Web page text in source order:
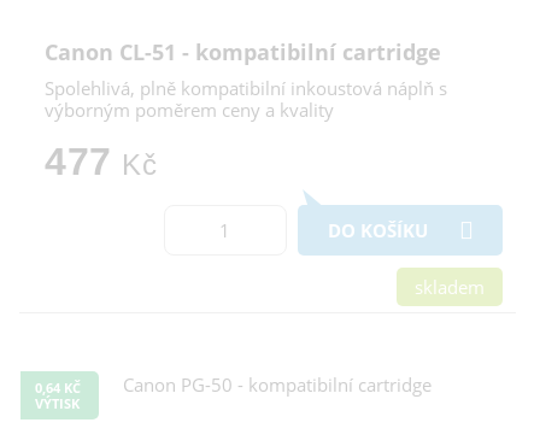
Canon CL-51 - kompatibilní cartridge
Spolehlivá, plně kompatibilní inkoustová náplň s
výborným poměrem ceny a kvality
477 Kč
DO KOŠÍKU
skladem
0,64 KČ
VÝTISK